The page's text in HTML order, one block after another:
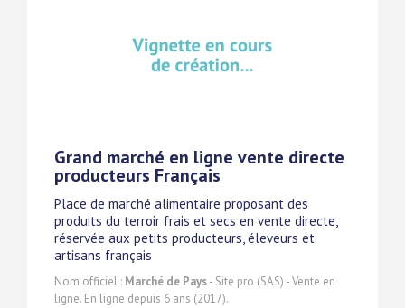
Grand marché en ligne vente directe
producteurs Français
Place de marché alimentaire proposant des
produits du terroir frais et secs en vente directe,
réservée aux petits producteurs, éleveurs et
artisans français
Nom officiel : Marché de Pays- Site pro (SAS) - Vente en
ligne. En ligne depuis 6 ans (2017).